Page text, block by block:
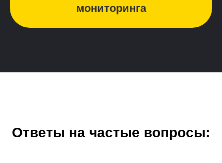
мониторинга
Ответы на частые вопросы: